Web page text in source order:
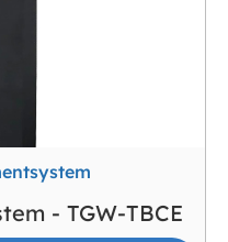
- TGW-TBCE